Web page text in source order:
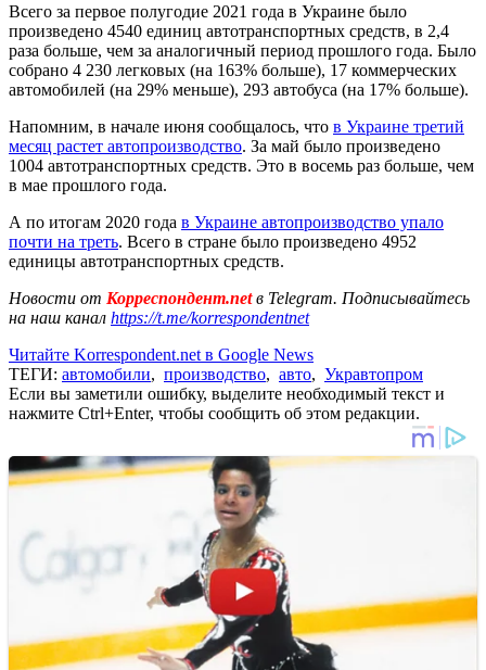
Всего за первое полугодие 2021 года в Украине было
произведено 4540 единиц автотранспортных средств, в 2,4
раза больше, чем за аналогичный период прошлого года. Было
собрано 4 230 легковых (на 163% больше), 17 коммерческих
автомобилей (на 29% меньше), 293 автобуса (на 17% больше).
Напомним, в начале июня сообщалось, что в Украине третий
месяц растет автопроизводство. За май было произведено
1004 автотранспортных средств. Это в восемь раз больше, чем
в мае прошлого года.
А по итогам 2020 года в Украине автопроизводство упало
почти на треть. Всего в стране было произведено 4952
единицы автотранспортных средств.
Новости от Корреспондент.netв Telegram. Подписывайтесь
на наш канал https://t.me/korrespondentnet
Читайте Korrespondent.net в Google News
ТЕГИ: автомобили, производство, авто, Укравтопром
Если вы заметили ошибку, выделите необходимый текст и
нажмите Ctrl+Enter, чтобы сообщить об этом редакции.